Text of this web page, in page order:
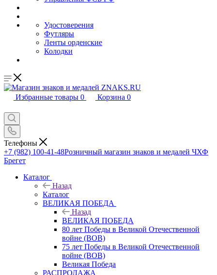
Удостоверения
Футляры
Ленты орденские
Колодки
Избранные товары 0 Корзина 0
Телефоны
+7 (982) 100-41-48Розничный магазин знаков и медалей ЧХФ
Брегет
Каталог
Назад
Каталог
ВЕЛИКАЯ ПОБЕДА
Назад
ВЕЛИКАЯ ПОБЕДА
80 лет Победы в Великой Отечественной
войне (ВОВ)
75 лет Победы в Великой Отечественной
войне (ВОВ)
Великая Победа
РАСПРОДАЖА